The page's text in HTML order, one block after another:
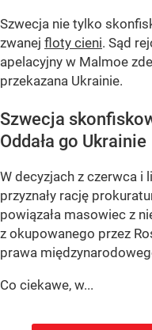
Szwecja nie tylko
zwanej floty cieni. Sąd
apelacyjny w Malmoe
przekazana Ukrainie.
Szwecja
Oddała go Ukrainie
W decyzjach z czerwca i
przyznały rację
powiązała masowiec z
z okupowanego przez
prawa
Co ciekawe, w...